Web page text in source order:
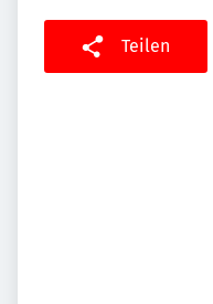
Teilen